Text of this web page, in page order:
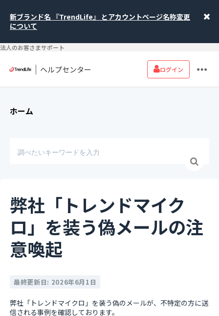
新ブランド名 『TrendLife』 とアカウントページ名称変更
について
法人のお客さまサポート
ヘルプセンター ログイン
ホーム
弊社「トレンドマイク
ロ」を装う偽メールの注
意喚起
最終更新日: 2026年6月1日
弊社「トレンドマイクロ」を装う偽のメールが、不特定の方に送
信される事例を確認しております。